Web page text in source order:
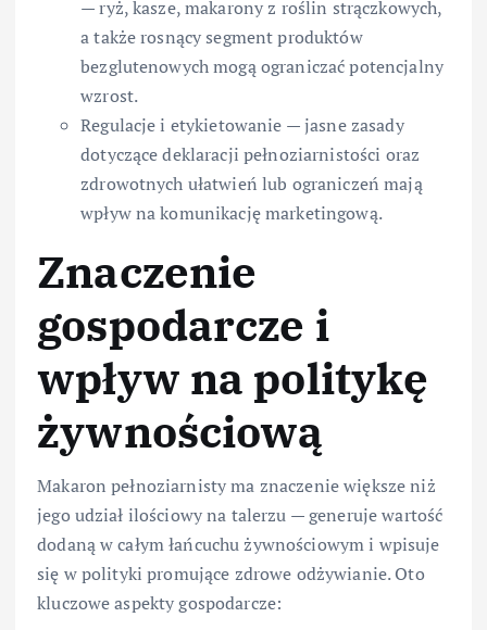
— ryż, kasze, makarony z roślin strączkowych,
a także rosnący segment produktów
bezglutenowych mogą ograniczać potencjalny
wzrost.
Regulacje i etykietowanie — jasne zasady
dotyczące deklaracji pełnoziarnistości oraz
zdrowotnych ułatwień lub ograniczeń mają
wpływ na komunikację marketingową.
Znaczenie
gospodarcze i
wpływ na politykę
żywnościową
Makaron pełnoziarnisty ma znaczenie większe niż
jego udział ilościowy na talerzu — generuje wartość
dodaną w całym łańcuchu żywnościowym i wpisuje
się w polityki promujące zdrowe odżywianie. Oto
kluczowe aspekty gospodarcze: